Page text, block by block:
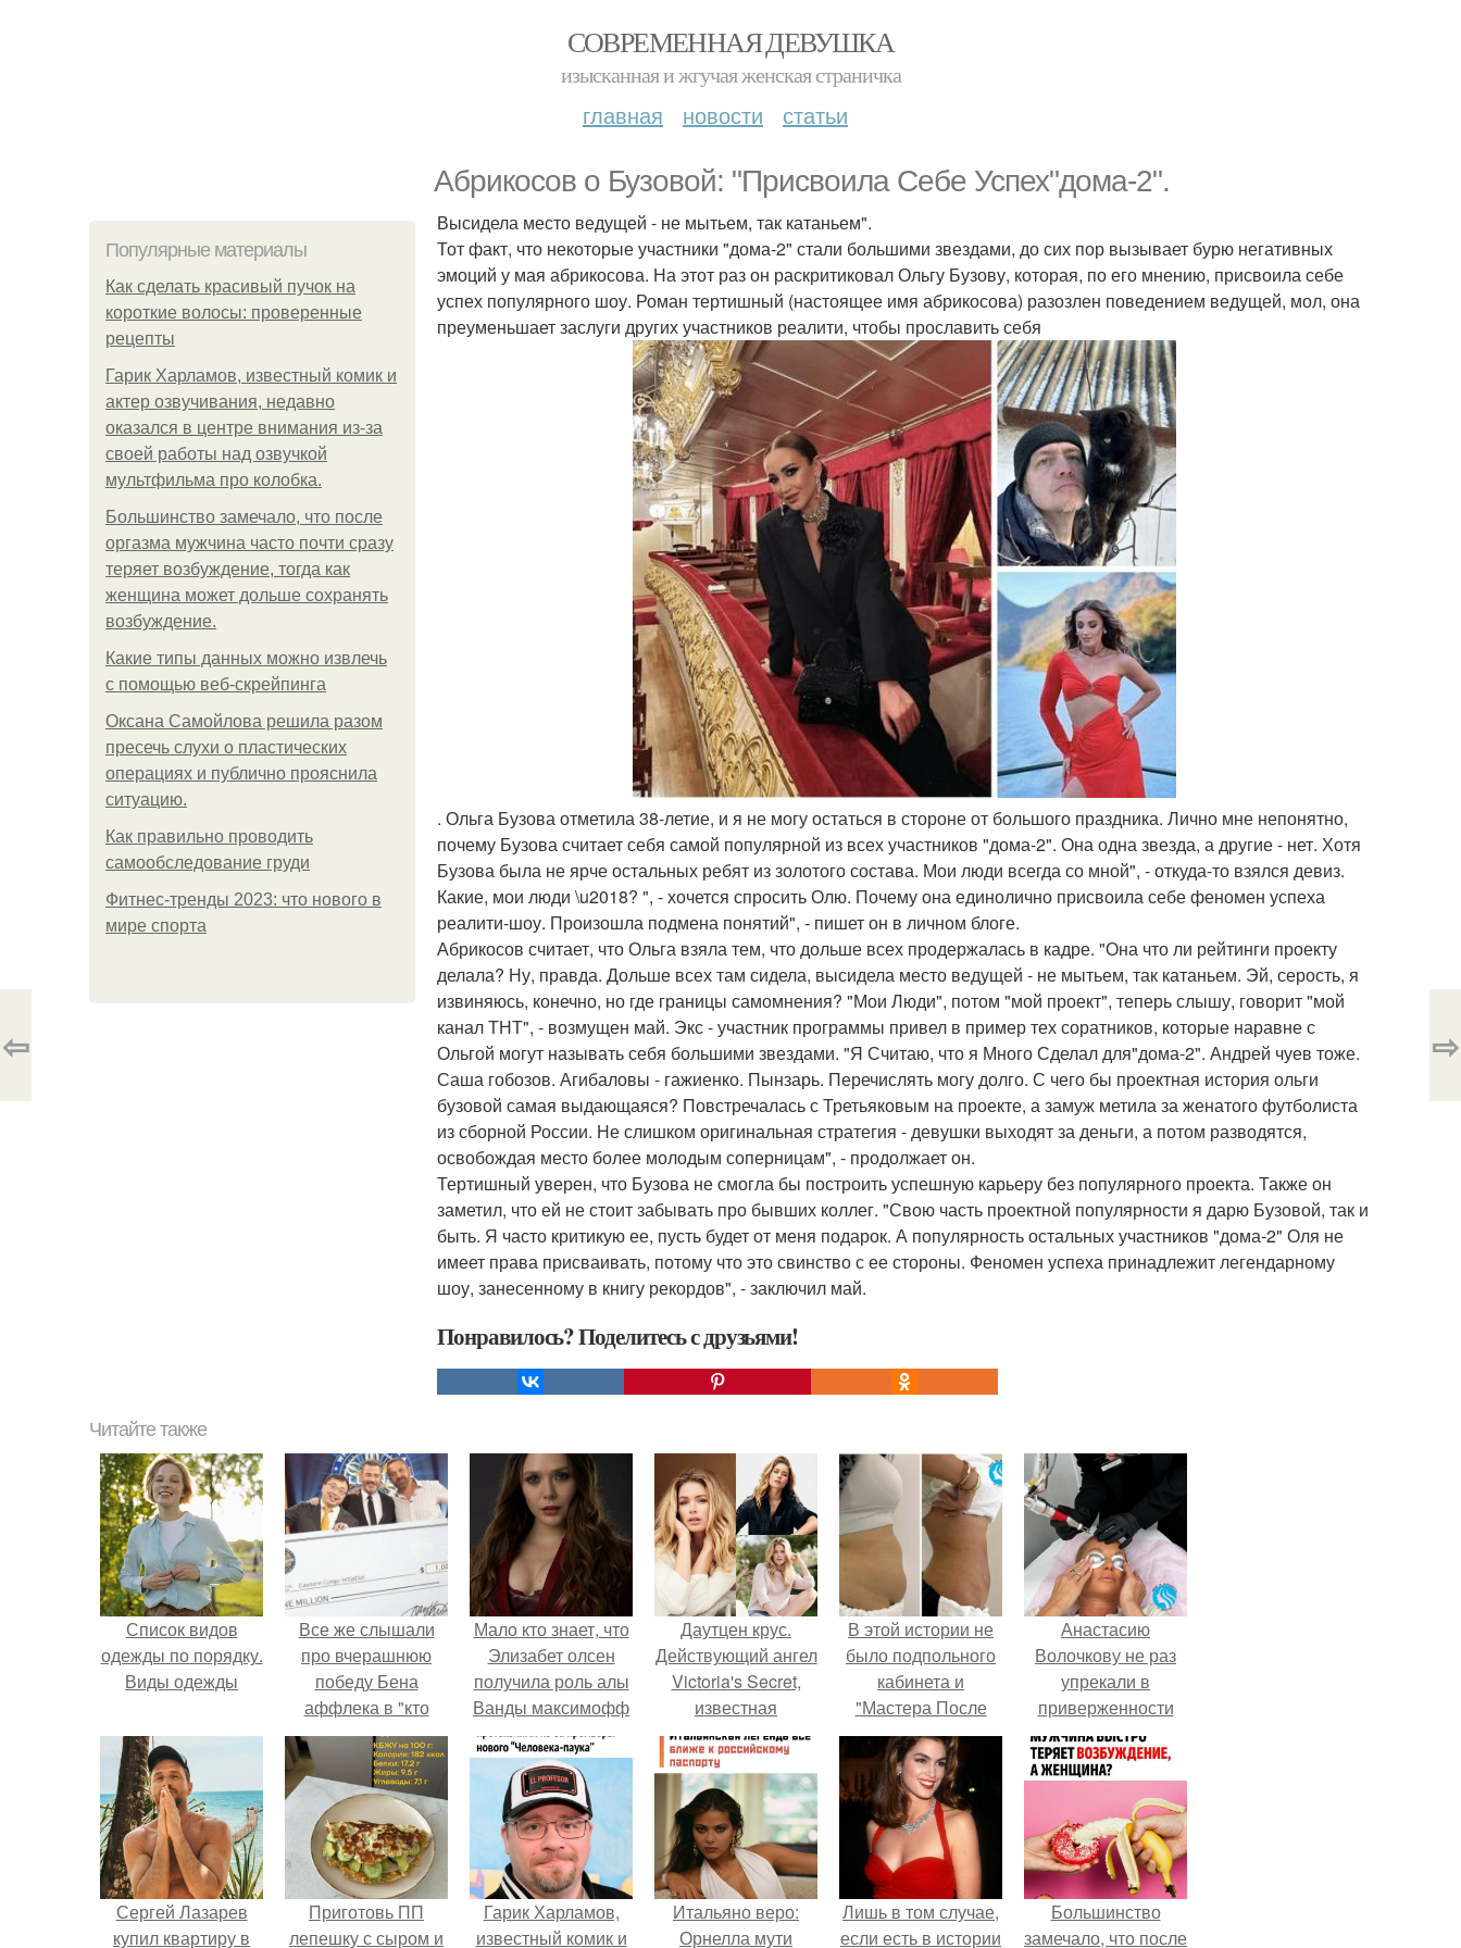
СОВРЕМЕННАЯ ДЕВУШКА
изысканная и жгучая женская страничка
главная новости статьи
Абрикосов о Бузовой: "Присвоила Себе Успех"дома-2".
Популярные материалы
Как сделать красивый пучок на
короткие волосы: проверенные
рецепты
Гарик Харламов, известный комик и
актер озвучивания, недавно
оказался в центре внимания из-за
своей работы над озвучкой
мультфильма про колобка.
Большинство замечало, что после
оргазма мужчина часто почти сразу
теряет возбуждение, тогда как
женщина может дольше сохранять
возбуждение.
Какие типы данных можно извлечь
с помощью веб-скрейпинга
Оксана Самойлова решила разом
пресечь слухи о пластических
операциях и публично прояснила
ситуацию.
Как правильно проводить
самообследование груди
Фитнес-тренды 2023: что нового в
мире спорта
Высидела место ведущей - не мытьем, так катаньем".
Тот факт, что некоторые участники "дома-2" стали большими звездами, до сих пор вызывает бурю негативных
эмоций у мая абрикосова. На этот раз он раскритиковал Ольгу Бузову, которая, по его мнению, присвоила себе
успех популярного шоу. Роман тертишный (настоящее имя абрикосова) разозлен поведением ведущей, мол, она
преуменьшает заслуги других участников реалити, чтобы прославить себя
. Ольга Бузова отметила 38-летие, и я не могу остаться в стороне от большого праздника. Лично мне непонятно,
почему Бузова считает себя самой популярной из всех участников "дома-2". Она одна звезда, а другие - нет. Хотя
Бузова была не ярче остальных ребят из золотого состава. Мои люди всегда со мной", - откуда-то взялся девиз.
Какие, мои люди \u2018? ", - хочется спросить Олю. Почему она единолично присвоила себе феномен успеха
реалити-шоу. Произошла подмена понятий", - пишет он в личном блоге.
Абрикосов считает, что Ольга взяла тем, что дольше всех продержалась в кадре. "Она что ли рейтинги проекту
делала? Ну, правда. Дольше всех там сидела, высидела место ведущей - не мытьем, так катаньем. Эй, серость, я
извиняюсь, конечно, но где границы самомнения? "Мои Люди", потом "мой проект", теперь слышу, говорит "мой
канал ТНТ", - возмущен май. Экс - участник программы привел в пример тех соратников, которые наравне с
Ольгой могут называть себя большими звездами. "Я Считаю, что я Много Сделал для"дома-2". Андрей чуев тоже.
Саша гобозов. Агибаловы - гажиенко. Пынзарь. Перечислять могу долго. С чего бы проектная история ольги
бузовой самая выдающаяся? Повстречалась с Третьяковым на проекте, а замуж метила за женатого футболиста
из сборной России. Не слишком оригинальная стратегия - девушки выходят за деньги, а потом разводятся,
освобождая место более молодым соперницам", - продолжает он.
Тертишный уверен, что Бузова не смогла бы построить успешную карьеру без популярного проекта. Также он
заметил, что ей не стоит забывать про бывших коллег. "Свою часть проектной популярности я дарю Бузовой, так и
быть. Я часто критикую ее, пусть будет от меня подарок. А популярность остальных участников "дома-2" Оля не
имеет права присваивать, потому что это свинство с ее стороны. Феномен успеха принадлежит легендарному
шоу, занесенному в книгу рекордов", - заключил май.
Понравилось? Поделитесь с друзьями!
⇦ ⇨
Читайте также
Список видов
одежды по порядку.
Виды одежды
Все же слышали
про вчерашнюю
победу Бена
аффлека в "кто
хочет стать
миллионером?
Мало кто знает, что
Элизабет олсен
получила роль алы
Ванды максимофф
не сразу.
Даутцен крус.
Действующий ангел
Victoria's Secret,
известная
голубоглазая
красотка,
снимающаяся в
реклaмных роликах
средств для
макияжа.
В этой истории не
было подпольного
кабинета и
"Мастера После
Двухнедельных
Курсов".
Анастасию
Волочкову не раз
упрекали в
приверженности
устаревшим бьюти -
процедурам.
Сергей Лазарев
купил квартиру в
Приготовь ПП
лепешку с сыром и
Гарик Харламов,
известный комик и
Итальяно веро:
Орнелла мути
Лишь в том случае,
если есть в истории
Большинство
замечало, что после